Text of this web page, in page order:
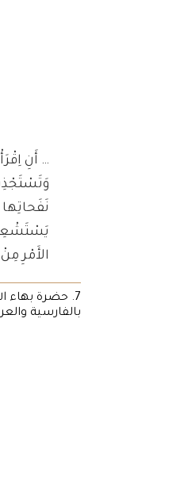
… أَنِ
يَسْتَشْعِرَ
الأَمْرِ
بالفارسية